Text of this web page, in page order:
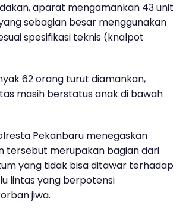
aparat mengamankan 43 unit
sebagian besar menggunakan
spesifikasi teknis (knalpot
62 orang turut diamankan,
masih berstatus anak di bawah
Pekanbaru menegaskan
tersebut merupakan bagian dari
yang tidak bisa ditawar terhadap
lintas yang berpotensi
jiwa.